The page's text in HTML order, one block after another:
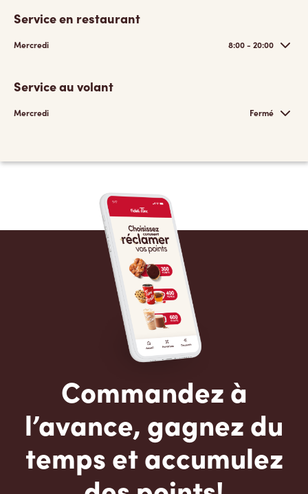
Service en restaurant
Mercredi 8:00 - 20:00
Service au volant
Mercredi Fermé
Commandez à
l’avance, gagnez du
temps et accumulez